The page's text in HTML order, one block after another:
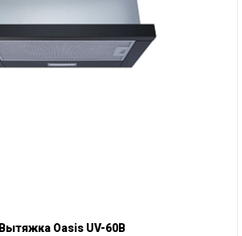
Вытяжка Oasis UV-60B